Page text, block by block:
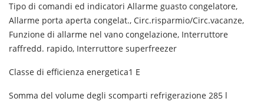
Tipo di comandi ed indicatori Allarme guasto congelatore,
Allarme porta aperta congelat., Circ.risparmio/Circ.vacanze,
Funzione di allarme nel vano congelazione, Interruttore
raffredd. rapido, Interruttore superfreezer
Classe di efficienza energetica1 E
Somma del volume degli scomparti refrigerazione 285 l